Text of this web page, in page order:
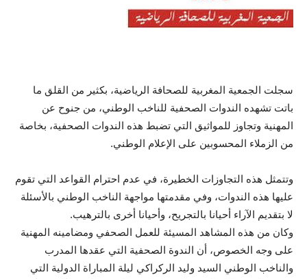
سجلت الجمعية المغربية للصحافة الرياضية، بكثير من القلق ما
باتت تشهده الندوات الصحفية للناخب الوطني، من جنوح عن
المهنية وتجاوز للمواثيق التي تضبط هذه الندوات الصحفية، بخاصة
من الزملاء المحسوبين على الإعلام الوطني.
وتتمثل هذه التجاوزات الخطيرة، في عدم احترام القواعد التي تقوم
عليها هذه الندوات، وفي مقدمتها مواجهة الناخب الوطني بالأسئلة
لا بتقديم الآراء أحيانا بالتجريح، وأحيانا أخرى بالترهيب.
وكان من هذه المشاهد المسيئة للعمل الصحفي ومضامينه المهنية
على وجه الخصوص، أن الندوة الصحفية التي عقدها المدرب
والناخب الوطني السيد وليد الركراكي ليلة المباراة الدولية التي